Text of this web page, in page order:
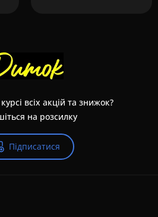
всіх акцій та знижок?
на розсилку
Підписатися